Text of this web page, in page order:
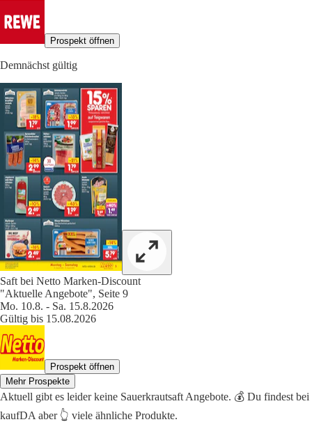
Prospekt öffnen
Demnächst gültig
Saft bei Netto Marken-Discount
"Aktuelle Angebote", Seite 9
Mo. 10.8. - Sa. 15.8.2026
Gültig bis 15.08.2026
Prospekt öffnen
Mehr Prospekte
Aktuell gibt es leider keine Sauerkrautsaft Angebote. 💰 Du findest bei
kaufDA aber 👆 viele ähnliche Produkte.